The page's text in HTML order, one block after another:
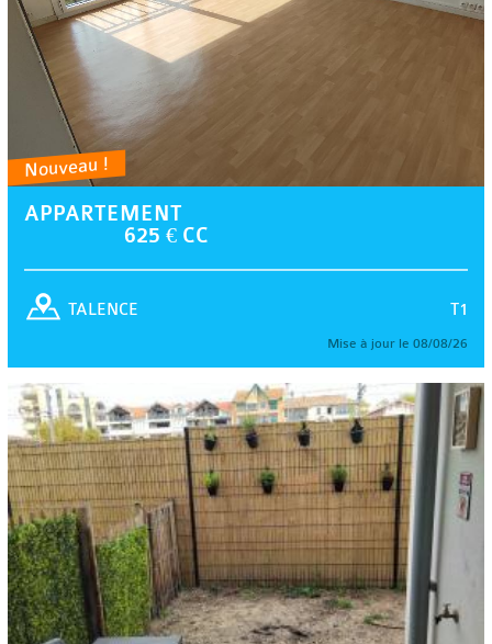
Nouveau !
APPARTEMENT
625 € CC
T1
TALENCE
Mise à jour le 08/08/26